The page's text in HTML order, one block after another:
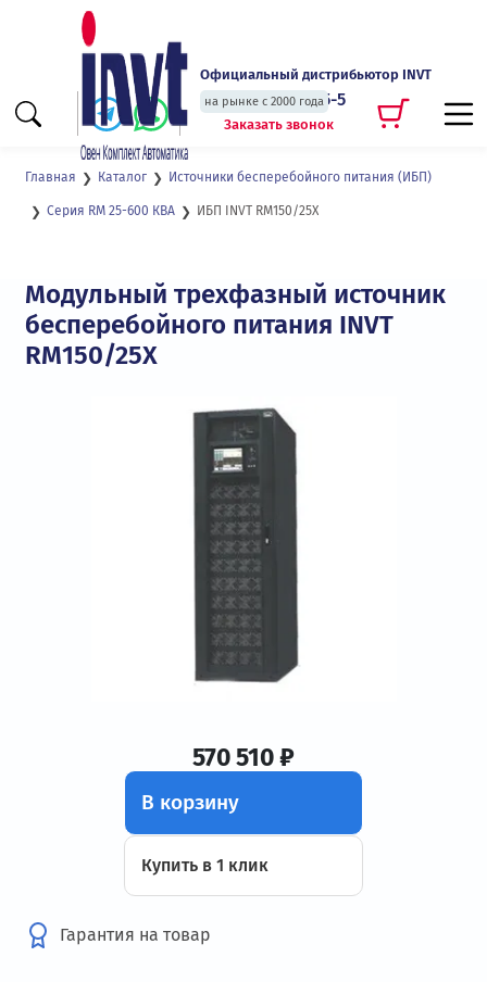
Официальный дистрибьютор INVT
на рынке с 2000 года
+7 (495) 135-135-5
Заказать звонок
Главная Каталог Источники бесперебойного питания (ИБП)
Серия RM 25-600 КВА ИБП INVT RM150/25X
Модульный трехфазный источник
бесперебойного питания INVT
RM150/25X
570 510 ₽
В корзину
Купить в 1 клик
Гарантия на товар